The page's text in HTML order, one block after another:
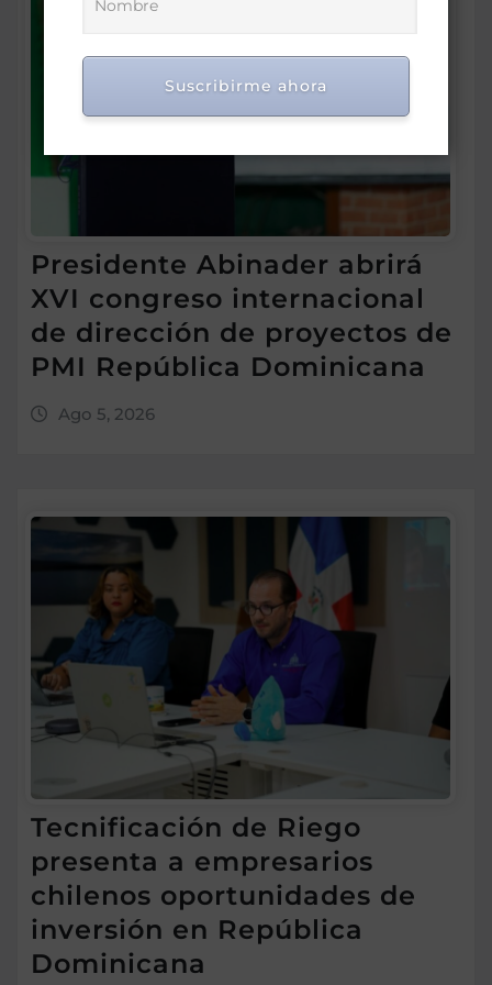
Presidente Abinader abrirá
XVI congreso internacional
de dirección de proyectos de
PMI República Dominicana
Ago 5, 2026
Tecnificación de Riego
presenta a empresarios
chilenos oportunidades de
inversión en República
Dominicana
Suscribirme ahora